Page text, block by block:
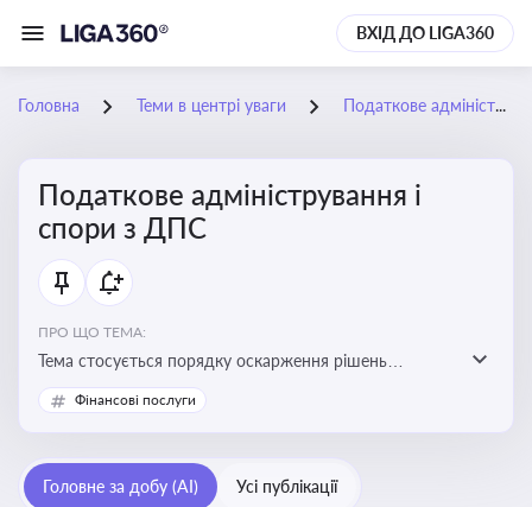
ВХІД ДО LIGA360
Головна Теми в центрі уваги Податкове адміністрування і спори з ДПС
Податкове адміністрування і
спори з ДПС
ПРО ЩО ТЕМА:
Тема стосується порядку оскарження рішень
податкових органів, що виникають внаслідок
податкових перевірок, та механізмів захисту прав
Фінансові послуги
Головне за добу (AI) Усі публікації